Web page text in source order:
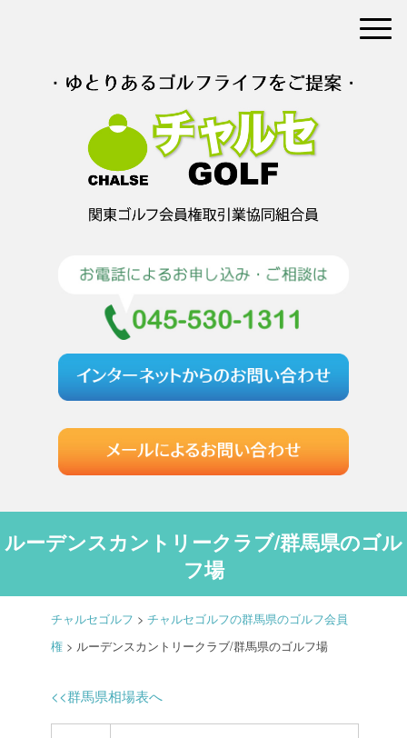
ルーデンスカントリークラブ/群馬県のゴル
フ場
チャルセゴルフ > チャルセゴルフの群馬県のゴルフ会員
権 > ルーデンスカントリークラブ/群馬県のゴルフ場
<<群馬県相場表へ